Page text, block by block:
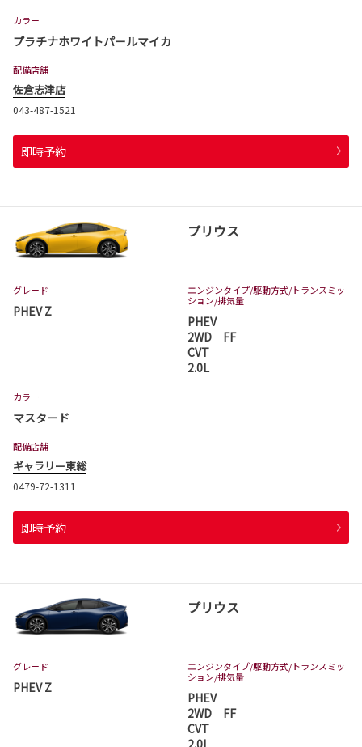
カラー
プラチナホワイトパールマイカ
配備店舗
佐倉志津店
043-487-1521
即時予約
プリウス
グレード
PHEV Z
エンジンタイプ/駆動方式/トランスミッ
ション/排気量
PHEV
2WD FF
CVT
2.0L
カラー
マスタード
配備店舗
ギャラリー東総
0479-72-1311
即時予約
プリウス
グレード
PHEV Z
エンジンタイプ/駆動方式/トランスミッ
ション/排気量
PHEV
2WD FF
CVT